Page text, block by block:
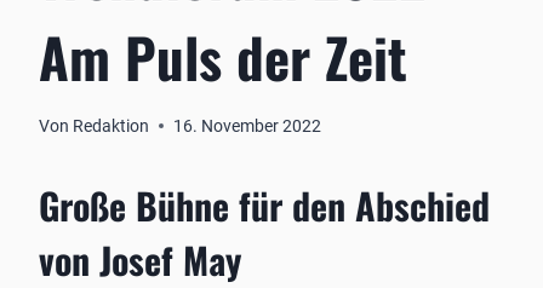
Am Puls der Zeit
Von Redaktion 16. November 2022
Große Bühne für den Abschied
von Josef May